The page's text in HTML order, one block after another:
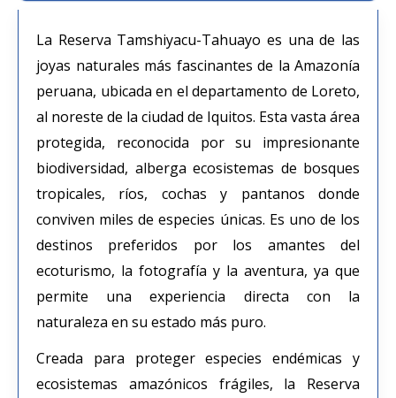
La Reserva Tamshiyacu-Tahuayo es una de las
joyas naturales más fascinantes de la Amazonía
peruana, ubicada en el departamento de Loreto,
al noreste de la ciudad de Iquitos. Esta vasta área
protegida, reconocida por su impresionante
biodiversidad, alberga ecosistemas de bosques
tropicales, ríos, cochas y pantanos donde
conviven miles de especies únicas. Es uno de los
destinos preferidos por los amantes del
ecoturismo, la fotografía y la aventura, ya que
permite una experiencia directa con la
naturaleza en su estado más puro.
Creada para proteger especies endémicas y
ecosistemas amazónicos frágiles, la Reserva